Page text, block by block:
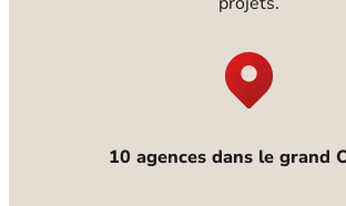
10 agences dans le grand